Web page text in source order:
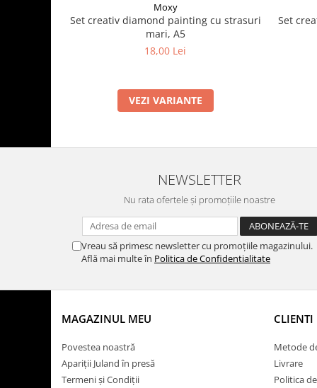
Moxy
Set creativ diamond painting cu strasuri
mari, A5
18,00 Lei
VEZI VARIANTE
Set
NEWSLETTER
Nu rata ofertele și promoțiile noastre
Vreau să primesc newsletter cu promoțiile magazinului.
Află mai multe în Politica de Confidentialitate
MAGAZINUL MEU
Povestea noastră
Apariții Juland în presă
Termeni și Condiții
CLIENTI
Metode
Livrare
Politica